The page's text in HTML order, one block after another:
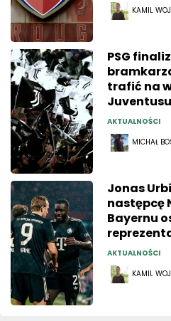
KAMIL
PSG
trafić na
Juventusu
AKTUALNOŚCI
MICHAŁ
Jonas
następcę
Bayernu
AKTUALNOŚCI
KAMIL